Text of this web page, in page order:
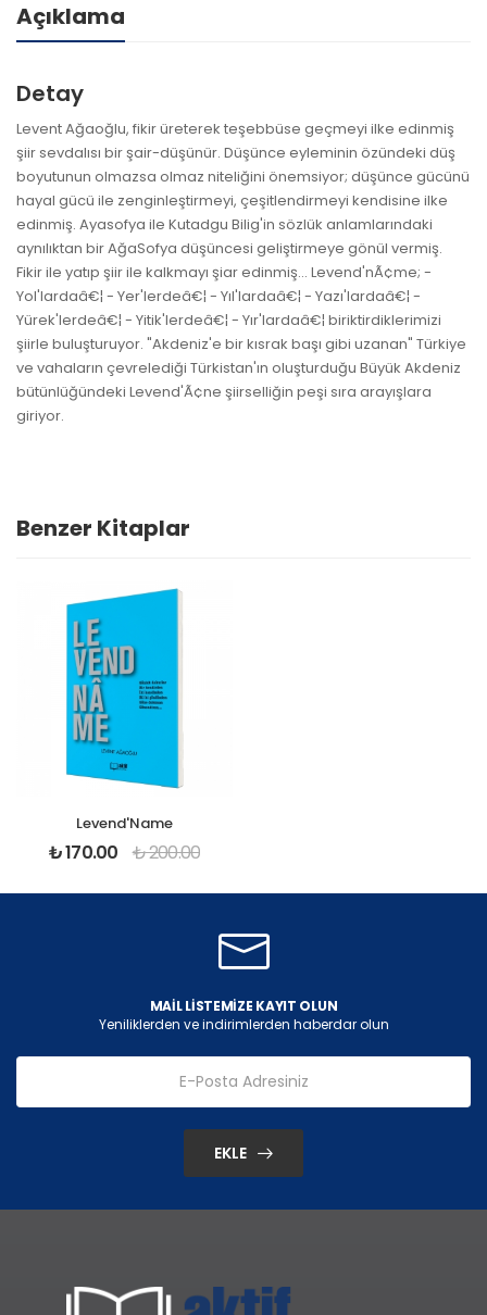
Açıklama
Detay
Levent Ağaoğlu, fikir üreterek teşebbüse geçmeyi ilke edinmiş
şiir sevdalısı bir şair-düşünür. Düşünce eyleminin özündeki düş
boyutunun olmazsa olmaz niteliğini önemsiyor; düşünce gücünü
hayal gücü ile zenginleştirmeyi, çeşitlendirmeyi kendisine ilke
edinmiş. Ayasofya ile Kutadgu Bilig'in sözlük anlamlarındaki
aynılıktan bir AğaSofya düşüncesi geliştirmeye gönül vermiş.
Fikir ile yatıp şiir ile kalkmayı şiar edinmiş... Levend'nÃ¢me; -
Yol'lardaâ€¦ - Yer'lerdeâ€¦ - Yıl'lardaâ€¦ - Yazı'lardaâ€¦ -
Yürek'lerdeâ€¦ - Yitik'lerdeâ€¦ - Yır'lardaâ€¦ biriktirdiklerimizi
şiirle buluşturuyor. "Akdeniz'e bir kısrak başı gibi uzanan" Türkiye
ve vahaların çevrelediği Türkistan'ın oluşturduğu Büyük Akdeniz
bütünlüğündeki Levend'Ã¢ne şiirselliğin peşi sıra arayışlara
giriyor.
Benzer Kitaplar
Levend'Name
₺170.00 ₺200.00
MAIL LISTEMIZE KAYIT OLUN
Yeniliklerden ve indirimlerden haberdar olun
EKLE